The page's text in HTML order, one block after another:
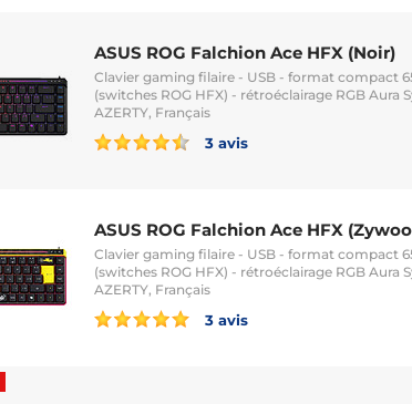
ASUS ROG Falchion Ace HFX (Noir)
Clavier gaming filaire - USB - format compact
(switches ROG HFX) - rétroéclairage RGB
AZERTY, Français
3 avis
ASUS ROG Falchion Ace HFX
Clavier gaming filaire - USB - format compact
(switches ROG HFX) - rétroéclairage RGB
AZERTY, Français
3 avis